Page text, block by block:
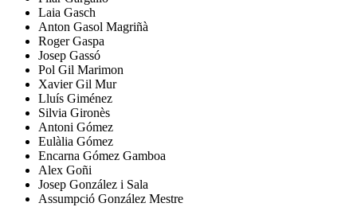
Laia Gasch
Anton Gasol Magriñà
Roger Gaspa
Josep Gassó
Pol Gil Marimon
Xavier Gil Mur
Lluís Giménez
Silvia Gironès
Antoni Gómez
Eulàlia Gómez
Encarna Gómez Gamboa
Alex Goñi
Josep González i Sala
Assumpció González Mestre